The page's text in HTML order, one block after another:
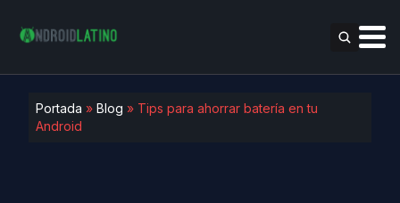
Portada » Blog » Tips para ahorrar batería en tu
Android